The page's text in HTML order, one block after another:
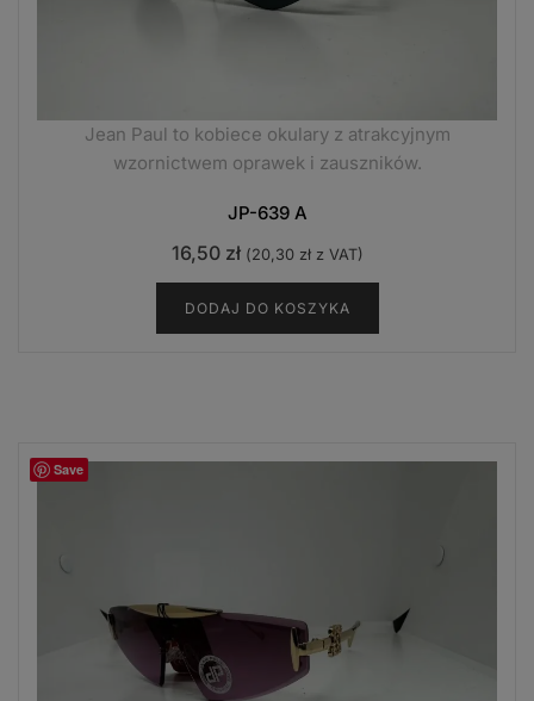
Jean Paul to kobiece okulary z atrakcyjnym
wzornictwem oprawek i zauszników.
JP-639 A
16,50 zł (20,30 złz VAT)
DODAJ DO KOSZYKA
Save